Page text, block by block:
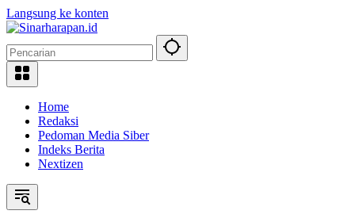
Langsung ke konten
Home
Redaksi
Pedoman Media Siber
Indeks Berita
Nextizen